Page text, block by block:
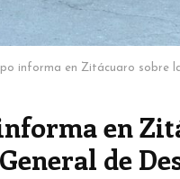
informa en Zitácuaro sobre
en
de